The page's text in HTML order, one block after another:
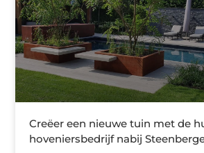
Creëer een nieuwe tuin met de
hoveniersbedrijf nabij